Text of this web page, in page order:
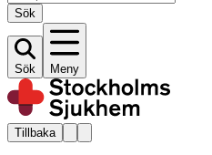
Sök
Sök Meny
Tillbaka